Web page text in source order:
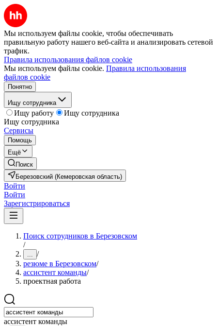
Мы используем файлы cookie, чтобы обеспечивать
правильную работу нашего веб-сайта и анализировать сетевой
трафик.
Правила использования файлов cookie
Мы используем файлы cookie. Правила использования
файлов cookie
Понятно
Ищу сотрудника
Ищу работу
Ищу сотрудника
Ищу сотрудника
Сервисы
Помощь
Ещё
Поиск
Березовский (Кемеровская область)
Войти
Войти
Зарегистрироваться
Поиск сотрудников в Березовском
/
... /
резюме в Березовском/
ассистент команды/
проектная работа
ассистент команды